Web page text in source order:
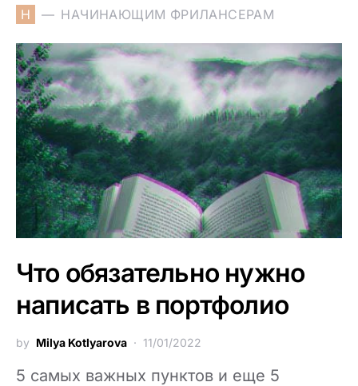
Н НАЧИНАЮЩИМ ФРИЛАНСЕРАМ
Что обязательно нужно
написать в портфолио
by Milya Kotlyarova 11/01/2022
5 самых важных пунктов и еще 5